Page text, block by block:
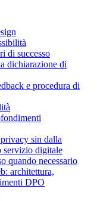
di successo
dichiarazione di
e procedura di
sin dalla
servizio digitale
quando necessario
architettura,
DPO